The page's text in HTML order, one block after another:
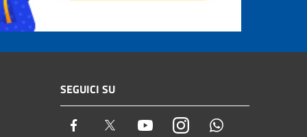
SEGUICI SU
Facebook Twitter YoutubeInstagram